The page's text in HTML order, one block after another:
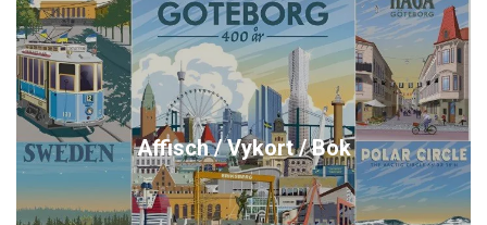
Affisch / Vykort / Bok